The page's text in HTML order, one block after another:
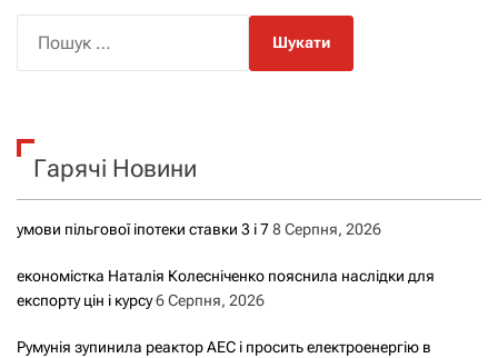
к
Гарячі Новини
умови пільгової іпотеки ставки 3 і 78 Серпня, 2026
економістка Наталія Колесніченко пояснила наслідки для
експорту цін і курсу6 Серпня, 2026
Румунія зупинила реактор АЕС і просить електроенергію в